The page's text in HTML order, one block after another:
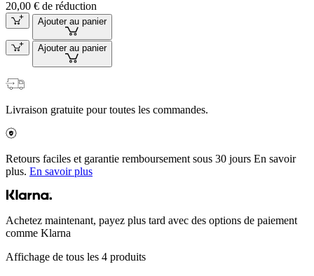
20,00 € de réduction
Ajouter au panier
Ajouter au panier
Livraison gratuite pour toutes les commandes.
Retours faciles et garantie remboursement sous 30 jours En savoir
plus. En savoir plus
Achetez maintenant, payez plus tard avec des options de paiement
comme Klarna
Affichage de tous les 4 produits